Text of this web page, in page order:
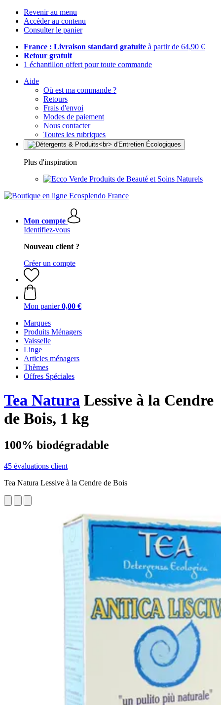
Revenir au menu
Accéder au contenu
Consulter le panier
France : Livraison standard gratuite à partir de 64,90 €
Retour gratuit
1 échantillon offert pour toute commande
Aide
Où est ma commande ?
Retours
Frais d'envoi
Modes de paiement
Nous contacter
Toutes les rubriques
Plus d'inspiration
Produits de Beauté et Soins Naturels
Mon compte
Identifiez-vous
Nouveau client ?
Créer un compte
Mon panier 0,00 €
Marques
Produits Ménagers
Vaisselle
Linge
Articles ménagers
Thèmes
Offres Spéciales
Tea Natura Lessive à la Cendre
de Bois, 1 kg
100% biodégradable
45 évaluations client
Tea Natura Lessive à la Cendre de Bois